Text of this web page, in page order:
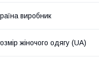
виробник
жіночого одягу (UA)